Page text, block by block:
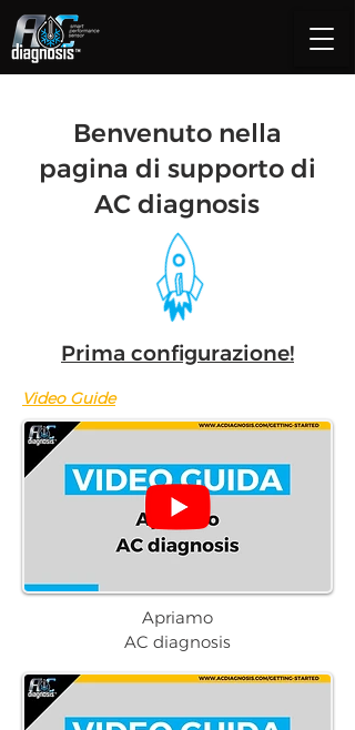
Benvenuto nella
pagina di supporto di
AC diagnosis
Prima configurazione!
Video Guide
Apriamo
AC diagnosis